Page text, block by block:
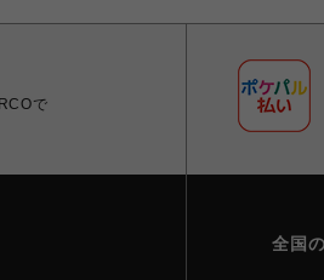
で
全国